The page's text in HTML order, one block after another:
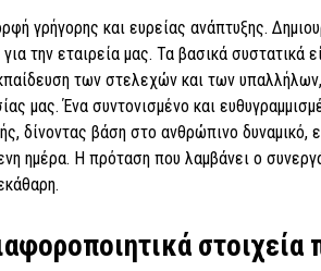
γρήγορης και ευρείας ανάπτυξης.
την εταιρεία μας. Τα βασικά συστατικά
των στελεχών και των
μας. Ένα συντονισμένο και
δίνοντας βάση στο ανθρώπινο δυναμικό,
ημέρα. Η πρόταση που λαμβάνει ο